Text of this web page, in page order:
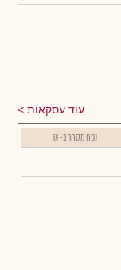
עוד עסקאות
נפח מסחר ב- ₪